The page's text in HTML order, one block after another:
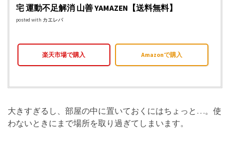
宅 運動不足解消 山善 YAMAZEN【送料無料】
posted with カエレバ
楽天市場で購入 Amazonで購入
大きすぎるし、部屋の中に置いておくにはちょっと…。使
わないときにまで場所を取り過ぎてしまいます。